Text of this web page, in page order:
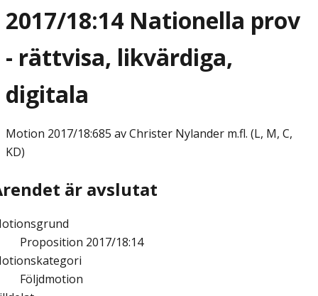
2017/18:14 Nationella prov
- rättvisa, likvärdiga,
digitala
Motion 2017/18:685 av Christer Nylander m.fl. (L, M, C,
KD)
är avslutat
Proposition 2017/18:14
Följdmotion